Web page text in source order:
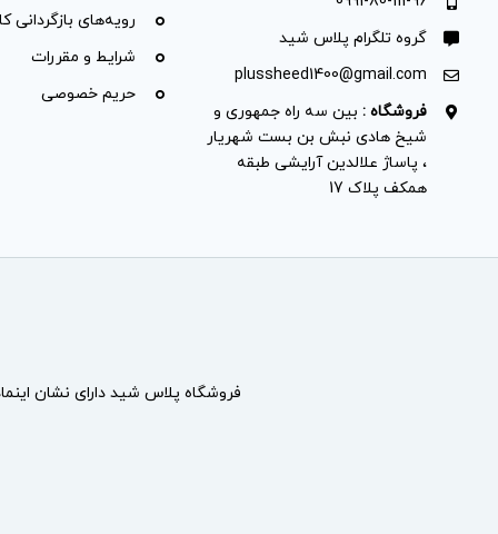
گروه تلگرام پلاس شید
plussheed1400@gmail.com
فروشگاه :بین سه راه جمهوری و
شیخ هادی نبش بن بست شهریار
، پاساژ علالدین آرایشی طبقه
همکف پلاک 17
رویه‌های بازگردانی
شرایط و مقررات
حریم خصوصی
فروشگاه پلاس شید دارای نشان